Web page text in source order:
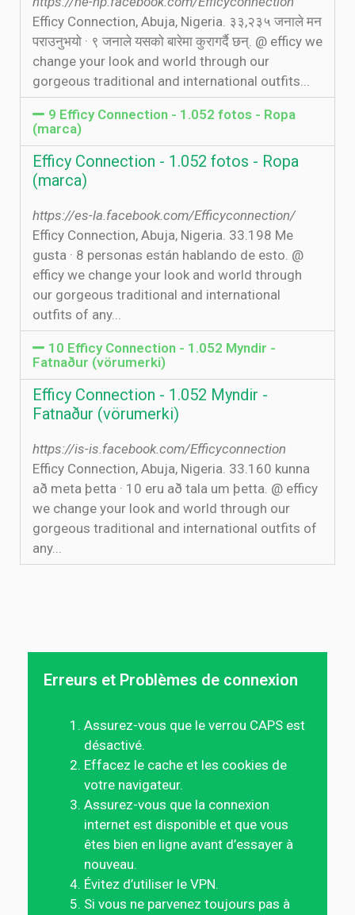
Efficy Connection, Abuja, Nigeria. ३३,२३५ जनाले मन
पराउनुभयो · ९ जनाले यसको बारेमा कुरागर्दै छन्. @ efficy we
change your look and world through our
gorgeous traditional and international outfits...
9 Efficy Connection - 1.052 fotos - Ropa
(marca)
Efficy Connection - 1.052 fotos - Ropa
(marca)
https://es-la.facebook.com/Efficyconnection/
Efficy Connection, Abuja, Nigeria. 33.198 Me
gusta · 8 personas están hablando de esto. @
efficy we change your look and world through
our gorgeous traditional and international
outfits of any...
10 Efficy Connection - 1.052 Myndir -
Fatnaður (vörumerki)
Efficy Connection - 1.052 Myndir -
Fatnaður (vörumerki)
https://is-is.facebook.com/Efficyconnection
Efficy Connection, Abuja, Nigeria. 33.160 kunna
að meta þetta · 10 eru að tala um þetta. @ efficy
we change your look and world through our
gorgeous traditional and international outfits of
any...
Erreurs et Problèmes de connexion
Assurez-vous que le verrou CAPS est
désactivé.
Effacez le cache et les cookies de
votre navigateur.
Assurez-vous que la connexion
internet est disponible et que vous
êtes bien en ligne avant d’essayer à
nouveau.
Évitez d’utiliser le VPN.
Si vous ne parvenez toujours pas à